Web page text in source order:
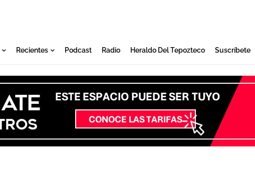
Recientes Podcast Radio Heraldo Del Tepozteco Suscríbete